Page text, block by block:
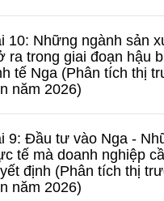
10: Những ngành sản
ra trong giai đoạn hậu
tế Nga (Phân tích thị
năm 2026)
9: Đầu tư vào Nga -
tế mà doanh nghiệp
định (Phân tích thị
năm 2026)